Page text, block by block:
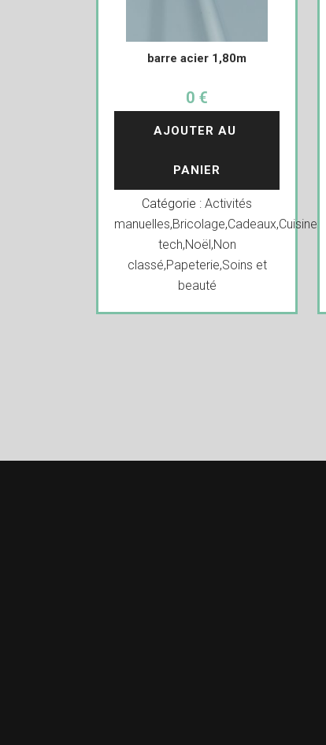
barre acier 1,80m
0 €
AJOUTER AU
PANIER
Catégorie :Activités
manuelles,Bricolage,Cadeaux,Cuisine
tech,Noël,Non
classé,Papeterie,Soins et
beauté